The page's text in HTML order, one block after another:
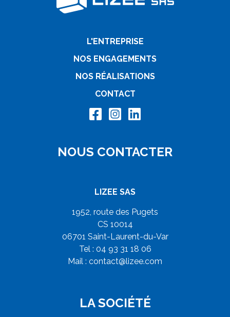
L'ENTREPRISE
NOS ENGAGEMENTS
NOS RÉALISATIONS
CONTACT
NOUS CONTACTER
LIZEE SAS
1952, route des Pugets
CS 10014
06701 Saint-Laurent-du-Var
Tel : 04 93 31 18 06
Mail : contact@lizee.com
LA SOCIÉTÉ